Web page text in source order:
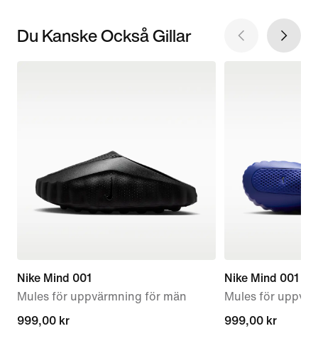
Du Kanske Också Gillar
Nike Mind 001
Mules för uppvärmning för män
999,00 kr
999,00 kr
Nike Mind 001
Mules för
999,00 kr
999,00 kr